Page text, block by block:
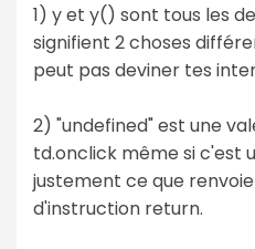
1) y et y() sont tous les
signifient 2 choses
peut pas deviner tes
2) "undefined" est une
td.onclick même si c'est
justement ce que
d'instruction return.